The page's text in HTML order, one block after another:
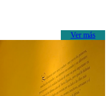
Ver más